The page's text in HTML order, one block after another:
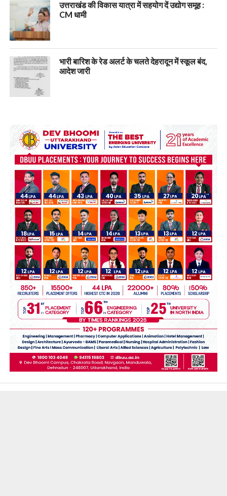
उत्तराखंड की विकास यात्रा में सहयोग दें उद्योग समूह :
CM धामी
भारी बारिश के रेड अलर्ट के चलते देहरादून में स्कूल बंद,
आदेश जारी